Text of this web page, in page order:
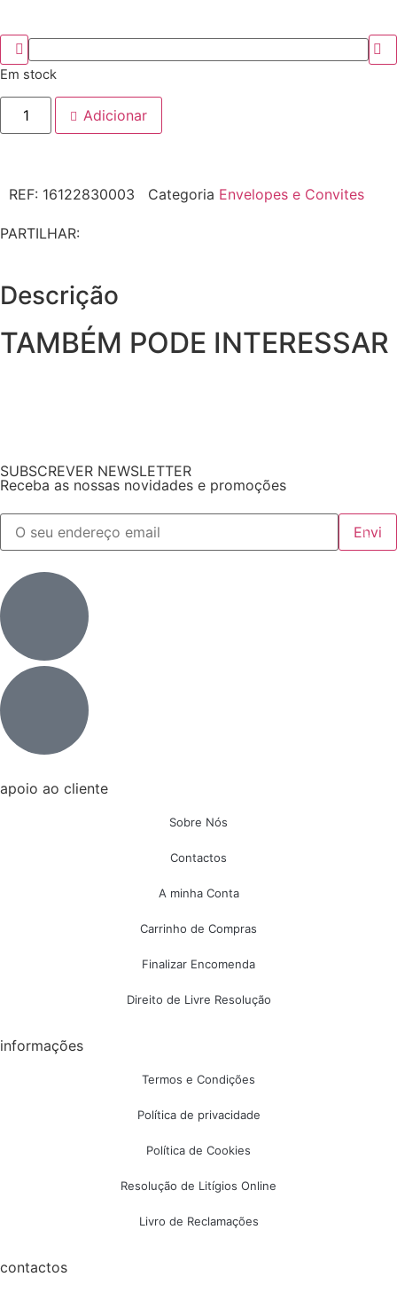
Em stock
Adicionar
REF: 16122830003 Categoria Envelopes e Convites
PARTILHAR:
Descrição
TAMBÉM PODE INTERESSAR
SUBSCREVER NEWSLETTER
Receba as nossas novidades e promoções
apoio ao cliente
Sobre Nós
Contactos
A minha Conta
Carrinho de Compras
Finalizar Encomenda
Direito de Livre Resolução
informações
Termos e Condições
Política de privacidade
Política de Cookies
Resolução de Litígios Online
Livro de Reclamações
contactos